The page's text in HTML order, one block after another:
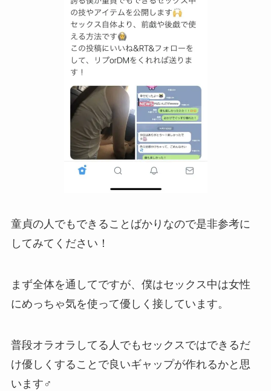
童貞の人でもできることばかりなので是非参考に
してみてください！
まず全体を通してですが、僕はセックス中は女性
にめっちゃ気を使って優しく接しています。
普段オラオラしてる人でもセックスではできるだ
け優しくすることで良いギャップが作れるかと思
います♂